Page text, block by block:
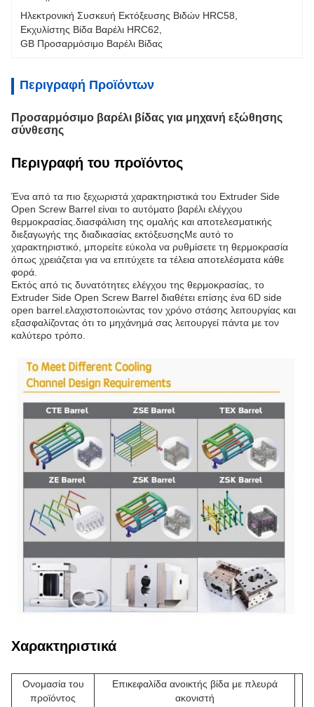
Ηλεκτρονική Συσκευή Εκτόξευσης Βιδών HRC58
Εκχυλίστης Βίδα Βαρέλι HRC62
GB Προσαρμόσιμο Βαρέλι Βίδας
Περιγραφή Προϊόντων
Προσαρμόσιμο βαρέλι βίδας για μηχανή εξώθησης
σύνθεσης
Περιγραφή του προϊόντος
Ένα από τα πιο ξεχωριστά χαρακτηριστικά του Extruder Side
Open Screw Barrel είναι το αυτόματο βαρέλι ελέγχου
θερμοκρασίας.διασφάλιση της ομαλής και αποτελεσματικής
διεξαγωγής της διαδικασίας εκτόξευσηςΜε αυτό το
χαρακτηριστικό, μπορείτε εύκολα να ρυθμίσετε τη θερμοκρασία
όπως χρειάζεται για να επιτύχετε τα τέλεια αποτελέσματα κάθε
φορά.
Εκτός από τις δυνατότητες ελέγχου της θερμοκρασίας, το
Extruder Side Open Screw Barrel διαθέτει επίσης ένα 6D side
open barrel.ελαχιστοποιώντας τον χρόνο στάσης λειτουργίας και
εξασφαλίζοντας ότι το μηχάνημά σας λειτουργεί πάντα με τον
καλύτερο τρόπο.
Χαρακτηριστικά
Ονομασία του
προϊόντος
Επικεφαλίδα ανοικτής βίδα με πλευρά
ακονιστή